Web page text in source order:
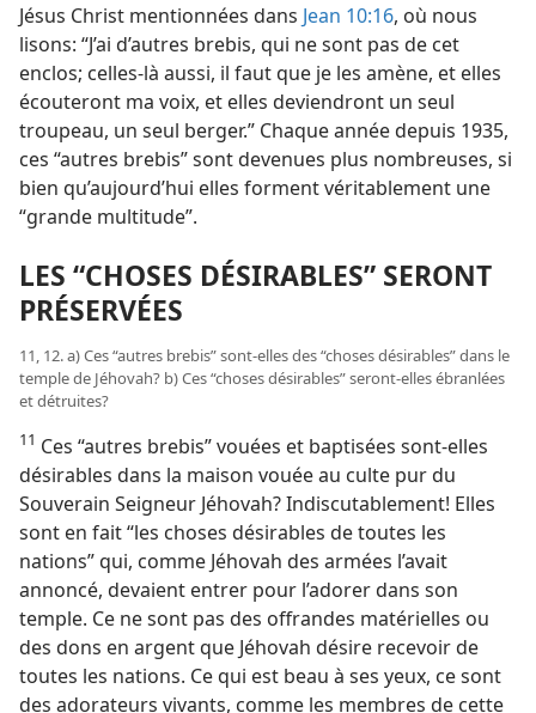
Jésus Christ mentionnées dans Jean 10:16, où nous
lisons: “J’ai d’autres brebis, qui ne sont pas de cet
enclos; celles-là aussi, il faut que je les amène, et elles
écouteront ma voix, et elles deviendront un seul
troupeau, un seul berger.” Chaque année depuis 1935,
ces “autres brebis” sont devenues plus nombreuses, si
bien qu’aujourd’hui elles forment véritablement une
“grande multitude”.
LES “CHOSES DÉSIRABLES” SERONT
PRÉSERVÉES
11, 12. a) Ces “autres brebis” sont-​elles des “choses désirables” dans le
temple de Jéhovah? b) Ces “choses désirables” seront-​elles ébranlées
et détruites?
11 Ces “autres brebis” vouées et baptisées sont-​elles
désirables dans la maison vouée au culte pur du
Souverain Seigneur Jéhovah? Indiscutablement! Elles
sont en fait “les choses désirables de toutes les
nations” qui, comme Jéhovah des armées l’avait
annoncé, devaient entrer pour l’adorer dans son
temple. Ce ne sont pas des offrandes matérielles ou
des dons en argent que Jéhovah désire recevoir de
toutes les nations. Ce qui est beau à ses yeux, ce sont
des adorateurs vivants, comme les membres de cette